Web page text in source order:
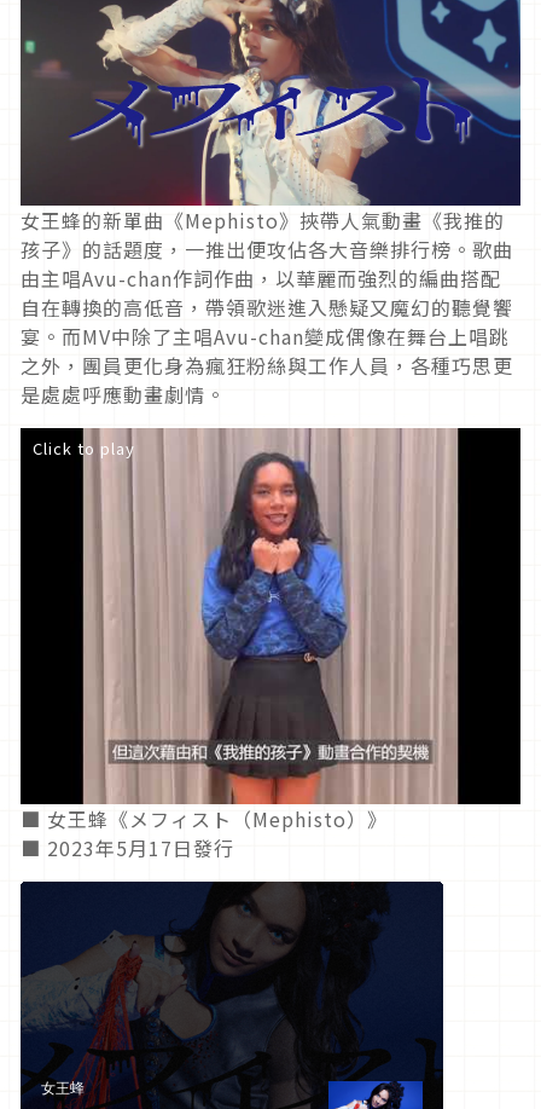
女王蜂的新單曲《Mephisto》挾帶人氣動畫《我推的
孩子》的話題度，一推出便攻佔各大音樂排行榜。歌曲
由主唱Avu-chan作詞作曲，以華麗而強烈的編曲搭配
自在轉換的高低音，帶領歌迷進入懸疑又魔幻的聽覺饗
宴。而MV中除了主唱Avu-chan變成偶像在舞台上唱跳
之外，團員更化身為瘋狂粉絲與工作人員，各種巧思更
是處處呼應動畫劇情。
Click to play
■ 女王蜂《メフィスト（Mephisto）》
■ 2023年5月17日發行